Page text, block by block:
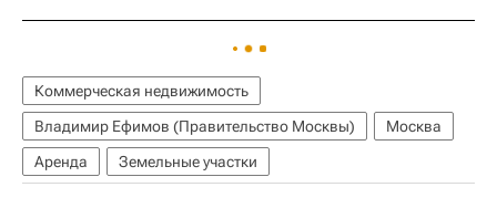
Коммерческая недвижимость
Владимир Ефимов (Правительство Москвы)
Москва
Аренда
Земельные участки